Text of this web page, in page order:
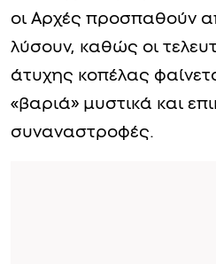
οι Αρχές προσπαθούν
λύσουν, καθώς οι
άτυχης κοπέλας
«βαριά» μυστικά και
συναναστροφές.